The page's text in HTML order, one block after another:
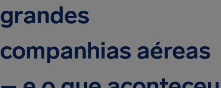
grandes
companhias aéreas